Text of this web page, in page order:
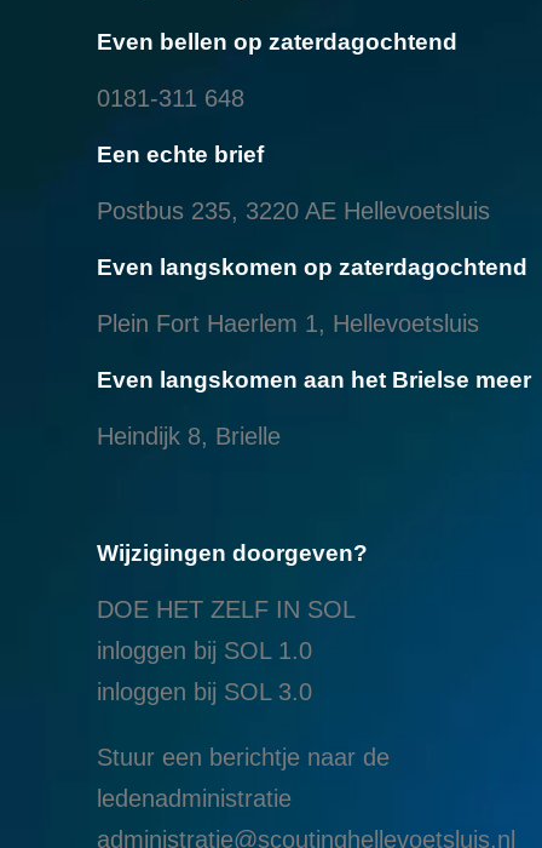
Even bellen op zaterdagochtend
0181-311 648
Een echte brief
Postbus 235, 3220 AE Hellevoetsluis
Even langskomen op zaterdagochtend
Plein Fort Haerlem 1, Hellevoetsluis
Even langskomen aan het Brielse meer
Heindijk 8, Brielle
Wijzigingen doorgeven?
DOE HET ZELF IN SOL
inloggen bij SOL 1.0
inloggen bij SOL 3.0
Stuur een berichtje naar de
ledenadministratie
administratie@scoutinghellevoetsluis.nl